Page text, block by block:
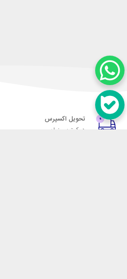
تحویل اکسپرس
در کمترین زمان